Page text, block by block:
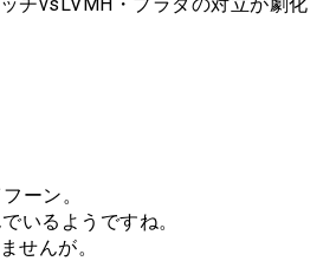
チvsLVMH・プラダの対立が劇化
ーン。
いるようですね。
せんが。